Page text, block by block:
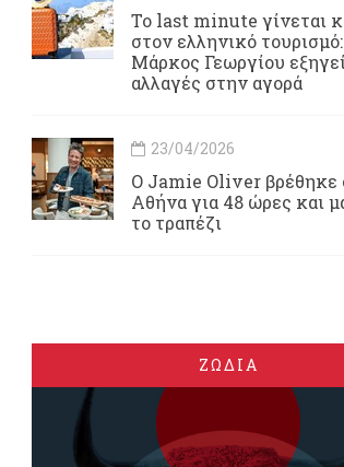
Το last minute γίνεται
στον ελληνικό
Μάρκος Γεωργίου
αλλαγές στην αγορά
23/04/2026
Ο Jamie Oliver βρέθηκε
Αθήνα για 48 ώρες και
το τραπέζι
ΖΩΔΙΑ